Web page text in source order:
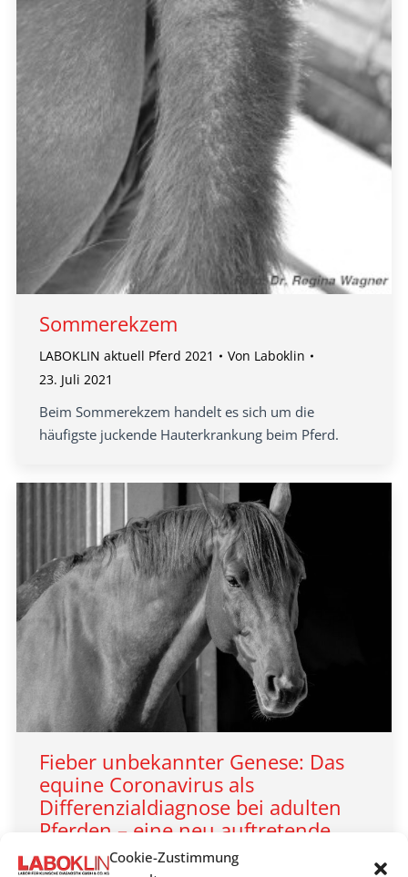
Cookie-Zustimmung
Sommerekzem
LABOKLIN aktuell Pferd 2021 Von Laboklin
23. Juli 2021
Beim Sommerekzem handelt es sich um die
häufigste juckende Hauterkrankung beim Pferd.
Fieber unbekannter Genese: Das
equine Coronavirus als
Differenzialdiagnose bei adulten
Pferden – eine neu auftretende
Viruserkrankung?